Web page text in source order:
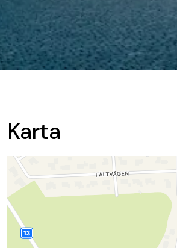
Karta